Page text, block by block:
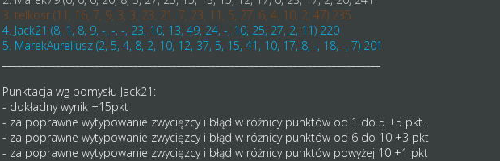
3. telkosr (11, 16, 7, 9, 3, 3, 23, 21, 7, 23, 11, 5, 27, 6, 4, 10, 2, 47) 235
4. Jack21 (8, 1, 8, 9, -, -, -, 23, 10, 13, 49, 24, -, 10, 25, 27, 2, 11) 220
5. MarekAureliusz (2, 5, 4, 8, 2, 10, 12, 37, 5, 15, 41, 10, 17, 8, -, 18, -, 7) 201
Punktacja wg pomysłu Jack21:
- dokładny wynik +15pkt
- za poprawne wytypowanie zwycięzcy i błąd w różnicy punktów od 1 do 5 +5 pkt.
- za poprawne wytypowanie zwycięzcy i błąd w różnicy punktów od 6 do 10 +3 pkt
- za poprawne wytypowanie zwycięzcy i błąd w różnicy punktów powyżej 10 +1 pkt